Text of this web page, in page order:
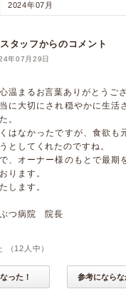
2024年07月
タッフからのコメント
年07月29日
温まるお言葉ありがとうご
に大切にされ穏やかに生活
。
はなかったですが、食欲も
としてくれたのですね。
、オーナー様のもとで最期
ります。
します。
ぶつ病院 院長
（ 12 人中）
った！ 参考にならな